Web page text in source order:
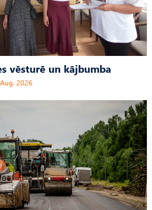
vēsturē un kājbumba
2026